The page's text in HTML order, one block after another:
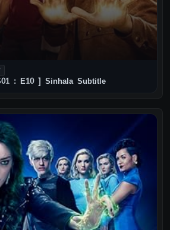
: E10 ] Sinhala Subtitle